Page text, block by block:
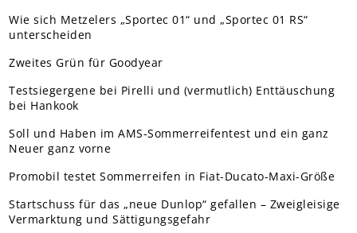
Wie sich Metzelers „Sportec 01“ und „Sportec 01 RS“
unterscheiden
Zweites Grün für Goodyear
Testsiegergene bei Pirelli und (vermutlich) Enttäuschung
bei Hankook
Soll und Haben im AMS-Sommerreifentest und ein ganz
Neuer ganz vorne
Promobil testet Sommerreifen in Fiat-Ducato-Maxi-Größe
Startschuss für das „neue Dunlop“ gefallen – Zweigleisige
Vermarktung und Sättigungsgefahr